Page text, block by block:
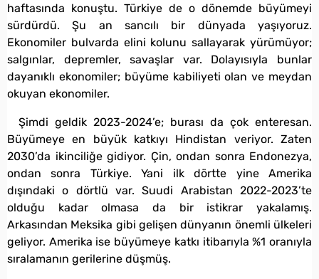
haftasında konuştu. Türkiye de o dönemde büyümeyi
sürdürdü. Şu an sancılı bir dünyada yaşıyoruz.
Ekonomiler bulvarda elini kolunu sallayarak yürümüyor;
salgınlar, depremler, savaşlar var. Dolayısıyla bunlar
dayanıklı ekonomiler; büyüme kabiliyeti olan ve meydan
okuyan ekonomiler.
Şimdi geldik 2023-2024’e; burası da çok enteresan.
Büyümeye en büyük katkıyı Hindistan veriyor. Zaten
2030’da ikinciliğe gidiyor. Çin, ondan sonra Endonezya,
ondan sonra Türkiye. Yani ilk dörtte yine Amerika
dışındaki o dörtlü var. Suudi Arabistan 2022-2023’te
olduğu kadar olmasa da bir istikrar yakalamış.
Arkasından Meksika gibi gelişen dünyanın önemli ülkeleri
geliyor. Amerika ise büyümeye katkı itibarıyla %1 oranıyla
sıralamanın gerilerine düşmüş.